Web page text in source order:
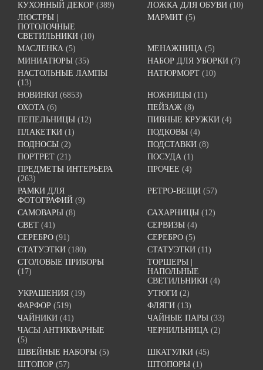
КУХОННЫЙ ДЕКОР (389) ЛОЖКА ДЛЯ ОБУВИ (10)
ЛЮСТРЫ |
ПОТОЛОЧНЫЕ
СВЕТИЛЬНИКИ (10)
МАРМИТ (5)
МАСЛЕНКА (5) МЕНАЖНИЦА (5)
МИНИАТЮРЫ (35) НАБОР ДЛЯ УБОРКИ (7)
НАСТОЛЬНЫЕ ЛАМПЫ
(13)
НАТЮРМОРТ (10)
НОВИНКИ (6853) НОЖНИЦЫ (11)
ОХОТА (6) ПЕЙЗАЖ (8)
ПЕПЕЛЬНИЦЫ (12) ПИВНЫЕ КРУЖКИ (4)
ПЛАКЕТКИ (1) ПОДКОВЫ (4)
ПОДНОСЫ (2) ПОДСТАВКИ (8)
ПОРТРЕТ (21) ПОСУДА (1)
ПРЕДМЕТЫ ИНТЕРЬЕРА
(263)
ПРОЧЕЕ (4)
РАМКИ ДЛЯ
ФОТОГРАФИЙ (9)
РЕТРО-ВЕЩИ (57)
САМОВАРЫ (8) САХАРНИЦЫ (12)
СВЕТ (41) СЕРВИЗЫ (4)
СЕРЕБРО (91) СЕРЕБРО (5)
СТАТУЭТКИ (180) СТАТУЭТКИ (11)
СТОЛОВЫЕ ПРИБОРЫ
(17)
ТОРШЕРЫ |
НАПОЛЬНЫЕ
СВЕТИЛЬНИКИ (4)
УКРАШЕНИЯ (19) УТЮГИ (2)
ФАРФОР (519) ФЛЯГИ (13)
ЧАЙНИКИ (41) ЧАЙНЫЕ ПАРЫ (33)
ЧАСЫ АНТИКВАРНЫЕ
(5)
ЧЕРНИЛЬНИЦА (2)
ШВЕЙНЫЕ НАБОРЫ (5) ШКАТУЛКИ (45)
ШТОПОР (57) ШТОПОРЫ (1)